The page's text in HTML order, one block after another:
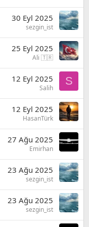
30 Eyl 2025
sezgin_ist
25 Eyl 2025
Ali 🇹🇷
12 Eyl 2025
Salih
S
12 Eyl 2025
HasanTürk
27 Ağu 2025
Emirhan
23 Ağu 2025
sezgin_ist
23 Ağu 2025
sezgin_ist